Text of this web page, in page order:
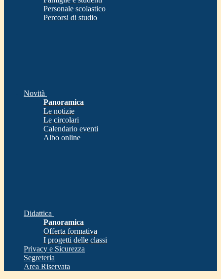
Personale scolastico
Percorsi di studio
Novità
Panoramica
Le notizie
Le circolari
Calendario eventi
Albo online
Didattica
Panoramica
Offerta formativa
I progetti delle classi
Privacy e Sicurezza
Segreteria
Area Riservata